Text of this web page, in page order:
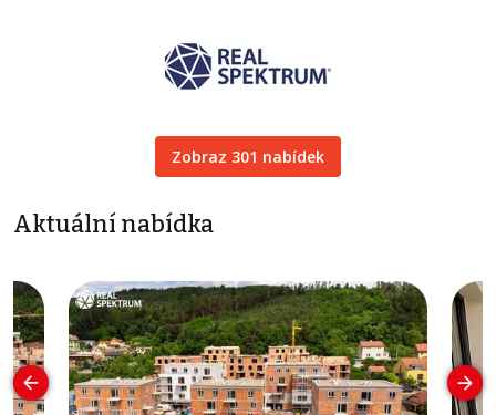
Zobraz 301 nabídek
Aktuální nabídka